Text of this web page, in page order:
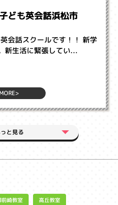
ども英会話浜松市
会話スクールです！！ 新学
新生活に緊張してい...
MORE>
と見る
前崎教室 高丘教室